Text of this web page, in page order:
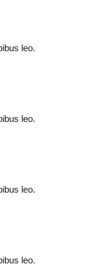
leo.
leo.
leo.
leo.